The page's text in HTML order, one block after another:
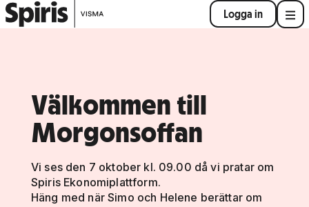
Logga in
Välkommen till
Morgonsoffan
Vi ses den 7 oktober kl. 09.00 då vi pratar om
Spiris Ekonomiplattform.
Häng med när Simo och Helene berättar om